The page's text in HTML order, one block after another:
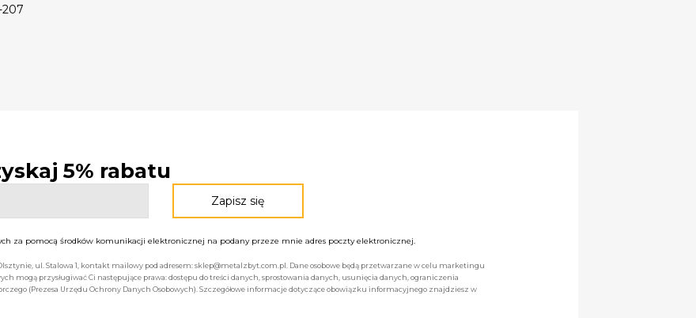
207
5% rabatu
za pomocą środków komunikacji elektronicznej na podany przeze mnie adres poczty elektronicznej.
ul. Stalowa 1, kontakt mailowy pod adresem: sklep@metalzbyt.com.pl. Dane osobowe będą przetwarzane w celu marketingu
mogą przysługiwać Ci następujące prawa: dostępu do treści danych, sprostowania danych, usunięcia danych, ograniczenia
(Prezesa Urzędu Ochrony Danych Osobowych). Szczegółowe informacje dotyczące obowiązku informacyjnego znajdziesz w